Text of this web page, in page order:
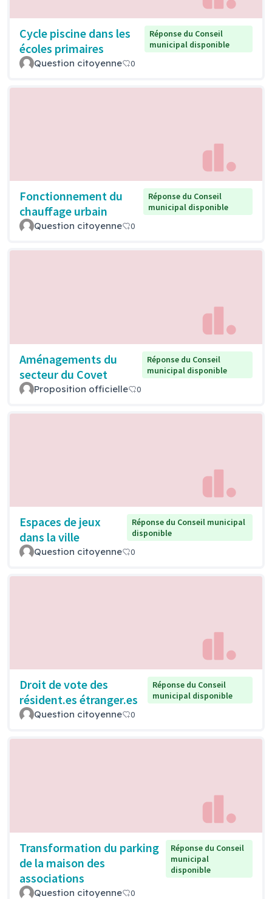
Cycle piscine dans les
écoles primaires
Réponse du Conseil
municipal disponible
Question citoyenne 0
Fonctionnement du
chauffage urbain
Réponse du Conseil
municipal disponible
Question citoyenne 0
Aménagements du
secteur du Covet
Réponse du Conseil
municipal disponible
Proposition officielle 0
Espaces de jeux
dans la ville
Réponse du Conseil municipal
disponible
Question citoyenne 0
Droit de vote des
résident.es étranger.es
Réponse du Conseil
municipal disponible
Question citoyenne 0
Transformation du parking
de la maison des
associations
Réponse du Conseil
municipal
disponible
Question citoyenne 0